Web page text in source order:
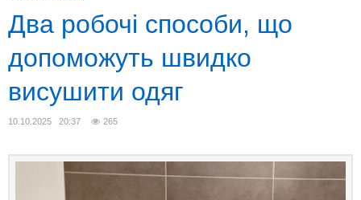
Два робочі способи, що
допоможуть швидко
висушити одяг
10.10.2025 20:37 265